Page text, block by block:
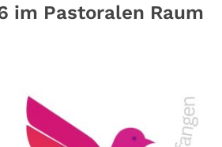
im Pastoralen Raum